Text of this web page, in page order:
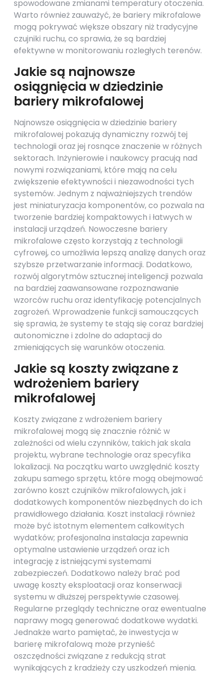
spowodowane zmianami temperatury otoczenia.
Warto również zauważyć, że bariery mikrofalowe
mogą pokrywać większe obszary niż tradycyjne
czujniki ruchu, co sprawia, że są bardziej
efektywne w monitorowaniu rozległych terenów.
Jakie są najnowsze
osiągnięcia w dziedzinie
bariery mikrofalowej
Najnowsze osiągnięcia w dziedzinie bariery
mikrofalowej pokazują dynamiczny rozwój tej
technologii oraz jej rosnące znaczenie w różnych
sektorach. Inżynierowie i naukowcy pracują nad
nowymi rozwiązaniami, które mają na celu
zwiększenie efektywności i niezawodności tych
systemów. Jednym z najważniejszych trendów
jest miniaturyzacja komponentów, co pozwala na
tworzenie bardziej kompaktowych i łatwych w
instalacji urządzeń. Nowoczesne bariery
mikrofalowe często korzystają z technologii
cyfrowej, co umożliwia lepszą analizę danych oraz
szybsze przetwarzanie informacji. Dodatkowo,
rozwój algorytmów sztucznej inteligencji pozwala
na bardziej zaawansowane rozpoznawanie
wzorców ruchu oraz identyfikację potencjalnych
zagrożeń. Wprowadzenie funkcji samouczących
się sprawia, że systemy te stają się coraz bardziej
autonomiczne i zdolne do adaptacji do
zmieniających się warunków otoczenia.
Jakie są koszty związane z
wdrożeniem bariery
mikrofalowej
Koszty związane z wdrożeniem bariery
mikrofalowej mogą się znacznie różnić w
zależności od wielu czynników, takich jak skala
projektu, wybrane technologie oraz specyfika
lokalizacji. Na początku warto uwzględnić koszty
zakupu samego sprzętu, które mogą obejmować
zarówno koszt czujników mikrofalowych, jak i
dodatkowych komponentów niezbędnych do ich
prawidłowego działania. Koszt instalacji również
może być istotnym elementem całkowitych
wydatków; profesjonalna instalacja zapewnia
optymalne ustawienie urządzeń oraz ich
integrację z istniejącymi systemami
zabezpieczeń. Dodatkowo należy brać pod
uwagę koszty eksploatacji oraz konserwacji
systemu w dłuższej perspektywie czasowej.
Regularne przeglądy techniczne oraz ewentualne
naprawy mogą generować dodatkowe wydatki.
Jednakże warto pamiętać, że inwestycja w
barierę mikrofalową może przynieść
oszczędności związane z redukcją strat
wynikających z kradzieży czy uszkodzeń mienia.